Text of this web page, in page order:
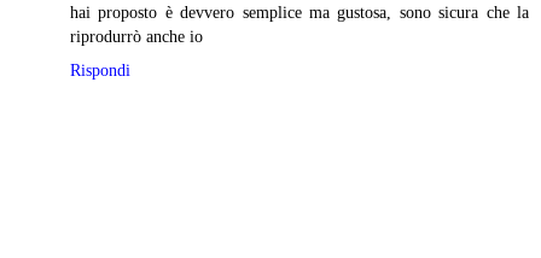
hai proposto è devvero semplice ma gustosa, sono sicura che la
riprodurrò anche io
Rispondi